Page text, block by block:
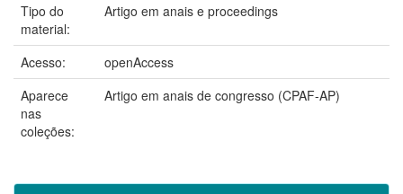
Tipo do
material:
Artigo em anais e proceedings
Acesso:
openAccess
Aparece
nas
coleções:
Artigo em anais de congresso (CPAF-AP)